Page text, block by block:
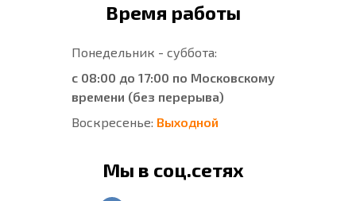
Время работы
Понедельник - суббота:
с 08:00 до 17:00 по Московскому
времени (без перерыва)
Воскресенье: Выходной
Мы в соц.сетях